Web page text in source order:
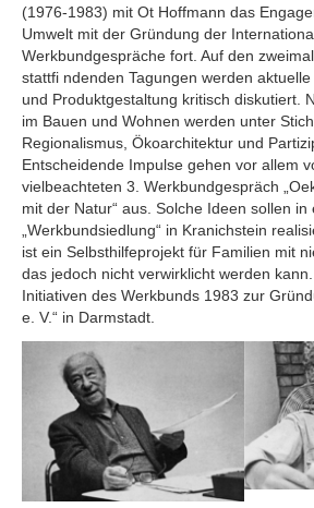
(1976-1983) mit Ot Hoffmann das
Umwelt mit der Gründung der
Werkbundgespräche fort. Auf den
stattfi ndenden Tagungen werden
und Produktgestaltung kritisch diskutiert.
im Bauen und Wohnen werden unter
Regionalismus, Ökoarchitektur und
Entscheidende Impulse gehen vor allem
vielbeachteten 3. Werkbundgespräch
mit der Natur“ aus. Solche Ideen sollen
„Werkbundsiedlung“ in Kranichstein
ist ein Selbsthilfeprojekt für Familien mit
das jedoch nicht verwirklicht werden
Initiativen des Werkbunds 1983 zur
e. V.“ in Darmstadt.